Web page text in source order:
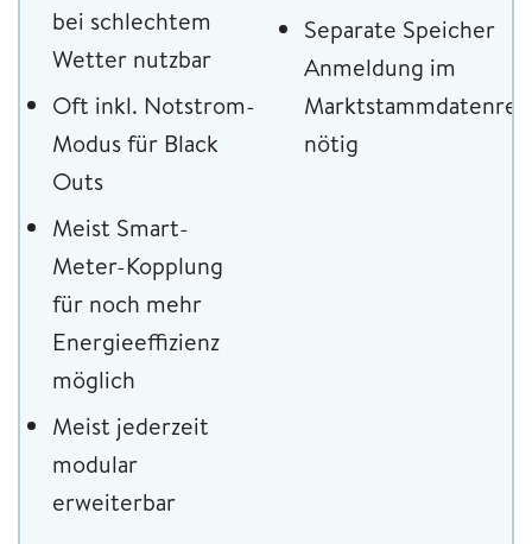
bei schlechtem
Wetter nutzbar
Oft inkl. Notstrom-
Modus für Black
Outs
Meist Smart-
Meter-Kopplung
für noch mehr
Energieeffizienz
möglich
Meist jederzeit
modular
erweiterbar
Separate Speicher
Anmeldung im
nötig